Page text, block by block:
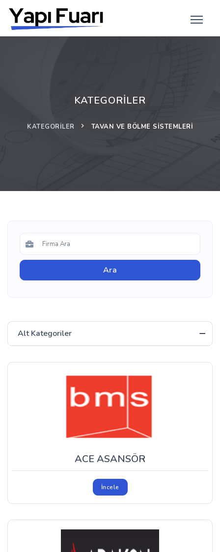
KATEGORILER
KATEGORILER TAVAN VE BÖLME SISTEMLERI
Alt Kategoriler
ACE ASANSÖR
İncele